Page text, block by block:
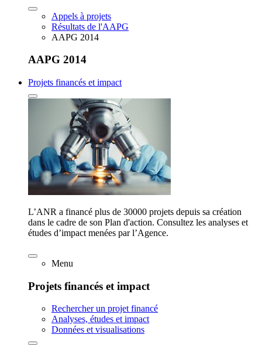
Appels à projets
Résultats de l'AAPG
AAPG 2014
AAPG 2014
Projets financés et impact
L’ANR a financé plus de 30000 projets depuis sa création
dans le cadre de son Plan d'action. Consultez les analyses et
études d’impact menées par l’Agence.
Menu
Projets financés et impact
Rechercher un projet financé
Analyses, études et impact
Données et visualisations